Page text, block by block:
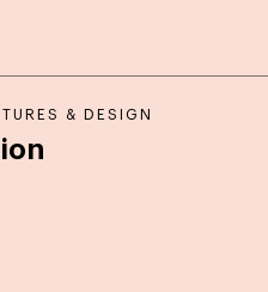
& DESIGN